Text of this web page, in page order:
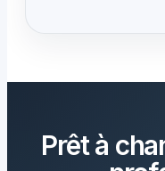
Prêt à